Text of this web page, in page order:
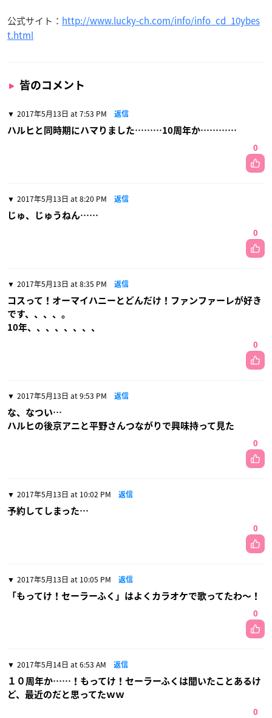
公式サイト： http://www.lucky-ch.com/info/info_cd_10ybes
t.html
皆のコメント
2017年5月13日 at 7:53 PM 返信
ハルヒと同時期にハマりました………10周年か…………
0
2017年5月13日 at 8:20 PM 返信
じゅ、じゅうねん……
0
2017年5月13日 at 8:35 PM 返信
コスって！オーマイハニーとどんだけ！ファンファーレが好き
です、、、、。
10年、、、、、、、、
0
2017年5月13日 at 9:53 PM 返信
な、なつい…
ハルヒの後京アニと平野さんつながりで興味持って見た
0
2017年5月13日 at 10:02 PM 返信
予約してしまった…
0
2017年5月13日 at 10:05 PM 返信
「もってけ！セーラーふく」はよくカラオケで歌ってたわ〜！
0
2017年5月14日 at 6:53 AM 返信
１０周年か……！もってけ！セーラーふくは聞いたことあるけ
ど、最近のだと思ってたｗｗ
0